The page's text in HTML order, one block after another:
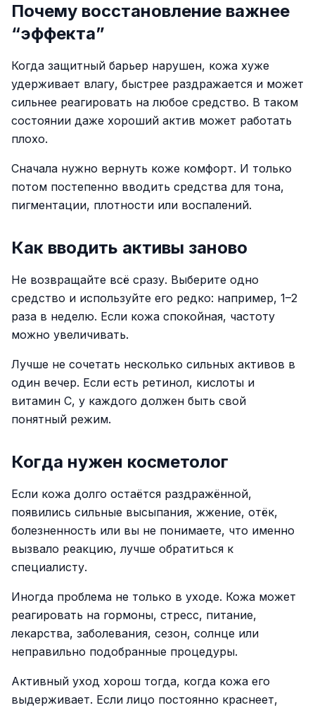
Почему восстановление важнее
“эффекта”
Когда защитный барьер нарушен, кожа хуже
удерживает влагу, быстрее раздражается и может
сильнее реагировать на любое средство. В таком
состоянии даже хороший актив может работать
плохо.
Сначала нужно вернуть коже комфорт. И только
потом постепенно вводить средства для тона,
пигментации, плотности или воспалений.
Как вводить активы заново
Не возвращайте всё сразу. Выберите одно
средство и используйте его редко: например, 1–2
раза в неделю. Если кожа спокойная, частоту
можно увеличивать.
Лучше не сочетать несколько сильных активов в
один вечер. Если есть ретинол, кислоты и
витамин C, у каждого должен быть свой
понятный режим.
Когда нужен косметолог
Если кожа долго остаётся раздражённой,
появились сильные высыпания, жжение, отёк,
болезненность или вы не понимаете, что именно
вызвало реакцию, лучше обратиться к
специалисту.
Иногда проблема не только в уходе. Кожа может
реагировать на гормоны, стресс, питание,
лекарства, заболевания, сезон, солнце или
неправильно подобранные процедуры.
Активный уход хорош тогда, когда кожа его
выдерживает. Если лицо постоянно краснеет,